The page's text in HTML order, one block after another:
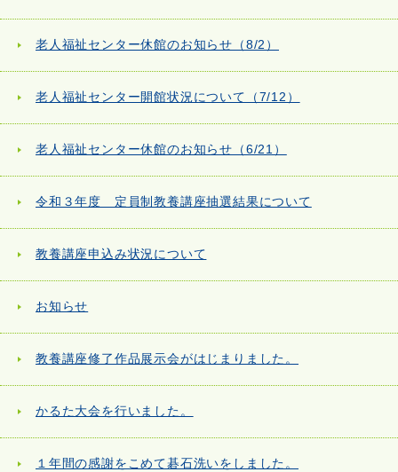
老人福祉センター休館のお知らせ（8/2）
老人福祉センター開館状況について（7/12）
老人福祉センター休館のお知らせ（6/21）
令和３年度 定員制教養講座抽選結果について
教養講座申込み状況について
お知らせ
教養講座修了作品展示会がはじまりました。
かるた大会を行いました。
１年間の感謝をこめて碁石洗いをしました。